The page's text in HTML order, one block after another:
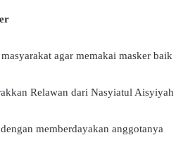
agar memakai masker baik
Relawan dari Nasyiatul Aisyiyah
memberdayakan anggotanya